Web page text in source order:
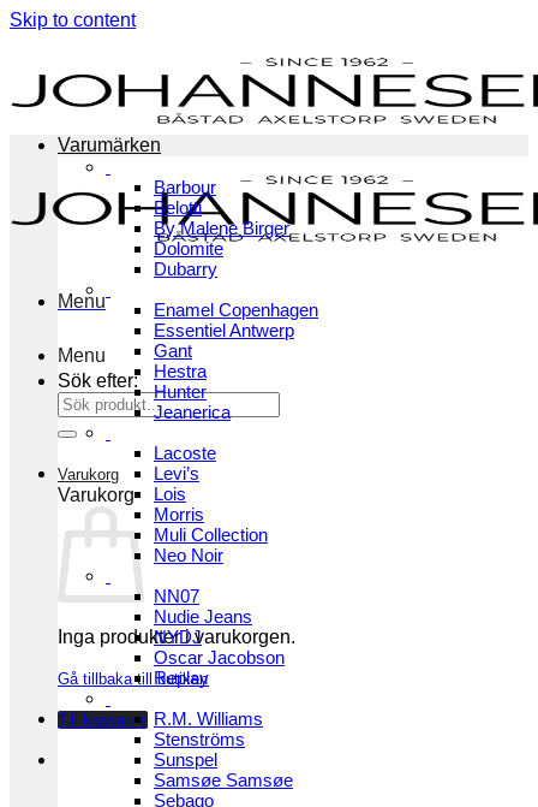
Skip to content
Menu
Menu
Sök efter:
Varukorg
Varukorg
Inga produkter i varukorgen.
Gå tillbaka till butiken
Till kassan +
Varumärken
Barbour
Belotti
By Malene Birger
Dolomite
Dubarry
Enamel Copenhagen
Essentiel Antwerp
Gant
Hestra
Hunter
Jeanerica
Lacoste
Levi’s
Lois
Morris
Muli Collection
Neo Noir
NN07
Nudie Jeans
NYDJ
Oscar Jacobson
Replay
R.M. Williams
Stenströms
Sunspel
Samsøe Samsøe
Sebago